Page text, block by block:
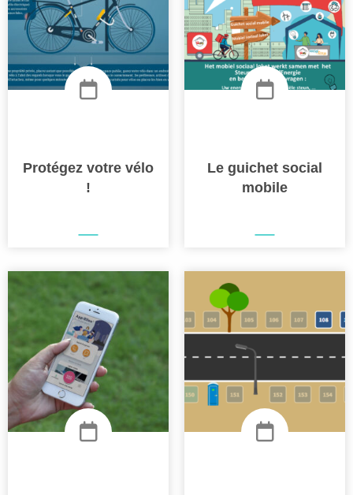
Protégez votre vélo
!
Le guichet social
mobile